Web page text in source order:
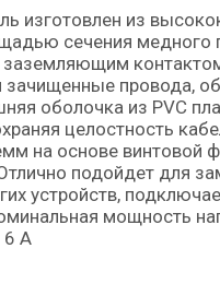
изготовлен из
сечения медного
заземляющим
зачищенные провода,
оболочка из PVC
целостность
на основе винтовой
подойдет для
устройств,
мощность
6 А